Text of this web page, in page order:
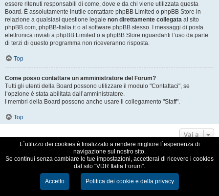
essere ritenuti responsabili di come, dove e da chi viene utilizzata questa
Board. È assolutamente inutile contattare phpBB Limited o phpBB Store in
relazione a qualsiasi questione legale non direttamente collegata al sito
phpBB.com, phpBB-Italia.it o al software phpBB stesso. I messaggi di posta
elettronica inviati a phpBB Limited o a phpBB Store riguardanti l’uso da parte
di terzi di questo programma non riceveranno risposta.
Top
Come posso contattare un amministratore del Forum?
Tutti gli utenti della Board possono utilizzare il modulo "Contattaci", se
l’opzione è stata abilitata dall’amministratore.
I membri della Board possono anche usare il collegamento "Staff".
Top
Vai a
VDR Italia, comunità italiana utilizzatori VDR
Traduzione Italiana phpBB-Italia.it
Cookie e Privacy
L´utilizzo dei cookies è finalizzato a rendere migliore l´esperienza di
navigazione sul nostro sito.
Se continui senza cambiare le tue impostazioni, accetterai di ricevere i cookies
dal sito "VDR Italia Forum".
Accetto Politica dei cookie e della privacy